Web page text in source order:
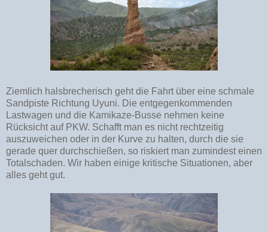
Ziemlich halsbrecherisch geht die Fahrt über eine schmale
Sandpiste Richtung Uyuni. Die entgegenkommenden
Lastwagen und die Kamikaze-Busse nehmen keine
Rücksicht auf PKW. Schafft man es nicht rechtzeitig
auszuweichen oder in der Kurve zu halten, durch die sie
gerade quer durchschießen, so riskiert man zumindest einen
Totalschaden. Wir haben einige kritische Situationen, aber
alles geht gut.